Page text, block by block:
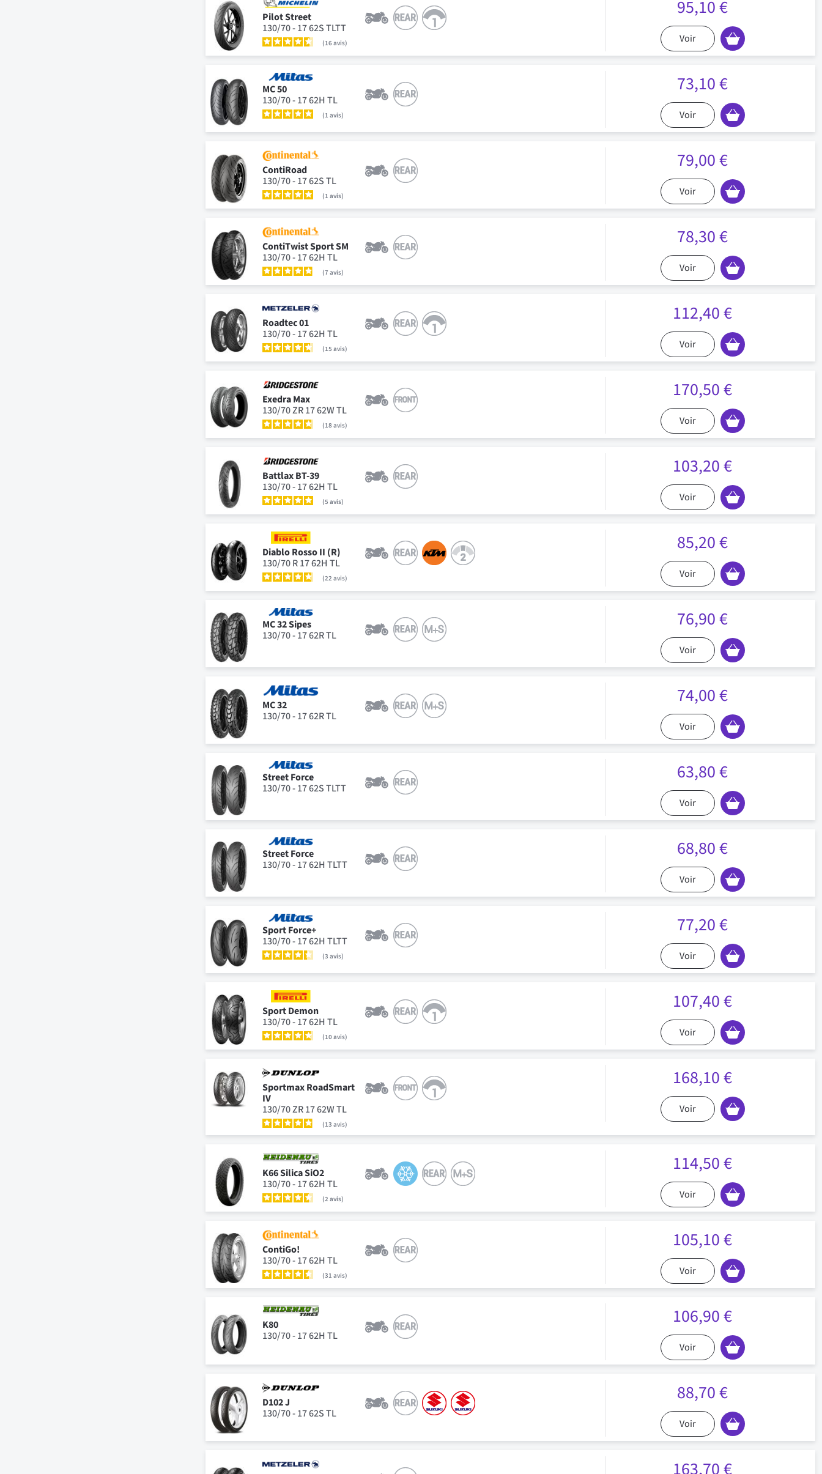
Pilot Street
130/70 - 17 62S TLTT
16avis
95,10 €
Voir
MC 50
130/70 - 17 62H TL
1avis
73,10 €
Voir
ContiRoad
130/70 - 17 62S TL
1avis
79,00 €
Voir
ContiTwist Sport SM
130/70 - 17 62H TL
7avis
78,30 €
Voir
Roadtec 01
130/70 - 17 62H TL
15avis
112,40 €
Voir
Exedra Max
130/70 ZR 17 62W TL
18avis
170,50 €
Voir
Battlax BT-39
130/70 - 17 62H TL
5avis
103,20 €
Voir
Diablo Rosso II (R)
130/70 R 17 62H TL
22avis
85,20 €
Voir
MC 32 Sipes
130/70 - 17 62R TL
76,90 €
Voir
MC 32
130/70 - 17 62R TL
74,00 €
Voir
Street Force
130/70 - 17 62S TLTT
63,80 €
Voir
Street Force
130/70 - 17 62H TLTT
68,80 €
Voir
Sport Force+
130/70 - 17 62H TLTT
3avis
77,20 €
Voir
Sport Demon
130/70 - 17 62H TL
10avis
107,40 €
Voir
Sportmax RoadSmart
IV
130/70 ZR 17 62W TL
13avis
168,10 €
Voir
K66 Silica SiO2
130/70 - 17 62H TL
2avis
114,50 €
Voir
ContiGo!
130/70 - 17 62H TL
31avis
105,10 €
Voir
K80
130/70 - 17 62H TL
106,90 €
Voir
D102 J
130/70 - 17 62S TL
88,70 €
Voir
163,70 €